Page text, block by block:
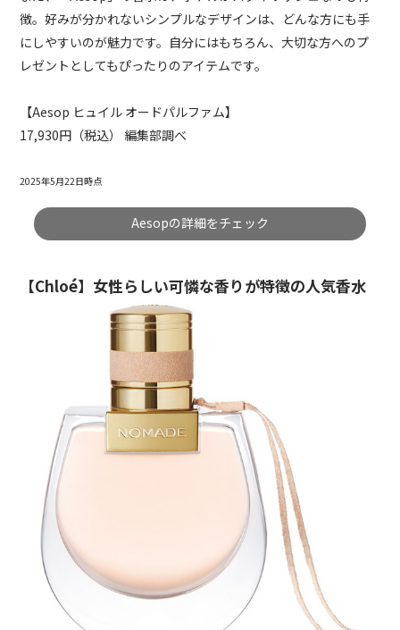
徴。好みが分かれないシンプルなデザインは、どんな方にも手
にしやすいのが魅力です。自分にはもちろん、大切な方へのプ
レゼントとしてもぴったりのアイテムです。
【Aesop ヒュイル オードパルファム】
17,930円（税込） 編集部調べ
2025年5月22日時点
Aesopの詳細をチェック
【Chloé】女性らしい可憐な香りが特徴の人気香水